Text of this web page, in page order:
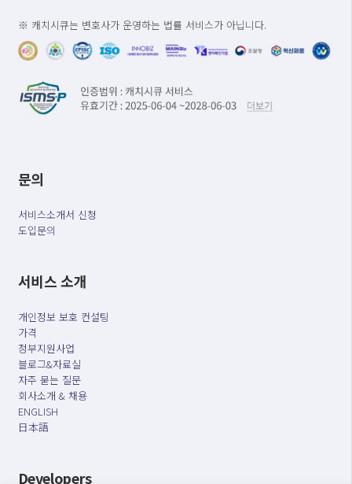
※ 캐치시큐는 변호사가 운영하는 법률 서비스가 아닙니다.
문의
서비스소개서 신청
도입문의
서비스 소개
개인정보 보호 컨설팅
가격
정부지원사업
블로그&자료실
자주 묻는 질문
회사소개 & 채용
ENGLISH
日本語
Developers